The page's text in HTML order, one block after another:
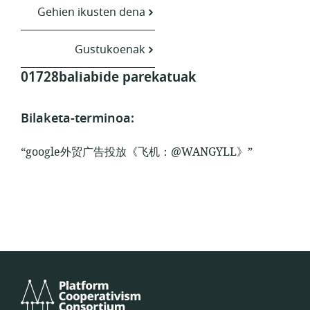
Gehien ikusten dena
Gustukoenak
01728baliabide parekatuak
Bilaketa-terminoa:
“google外贸广告投放《飞机：@WANGYLL》”